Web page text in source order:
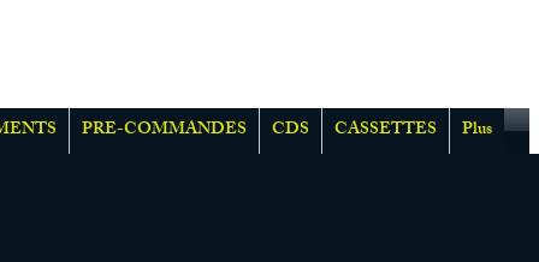
PRE-COMMANDES CDS CASSETTES Plus